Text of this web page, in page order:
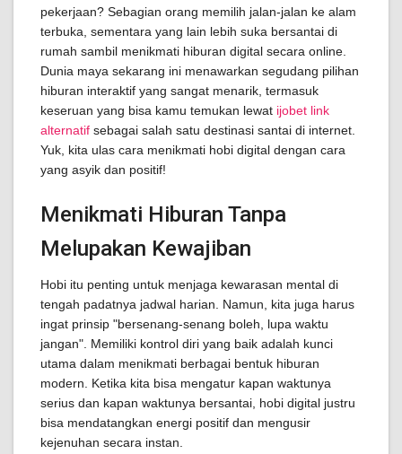
pekerjaan? Sebagian orang memilih jalan-jalan ke alam
terbuka, sementara yang lain lebih suka bersantai di
rumah sambil menikmati hiburan digital secara online.
Dunia maya sekarang ini menawarkan segudang pilihan
hiburan interaktif yang sangat menarik, termasuk
keseruan yang bisa kamu temukan lewat ijobet link
alternatif sebagai salah satu destinasi santai di internet.
Yuk, kita ulas cara menikmati hobi digital dengan cara
yang asyik dan positif!
Menikmati Hiburan Tanpa
Melupakan Kewajiban
Hobi itu penting untuk menjaga kewarasan mental di
tengah padatnya jadwal harian. Namun, kita juga harus
ingat prinsip "bersenang-senang boleh, lupa waktu
jangan". Memiliki kontrol diri yang baik adalah kunci
utama dalam menikmati berbagai bentuk hiburan
modern. Ketika kita bisa mengatur kapan waktunya
serius dan kapan waktunya bersantai, hobi digital justru
bisa mendatangkan energi positif dan mengusir
kejenuhan secara instan.